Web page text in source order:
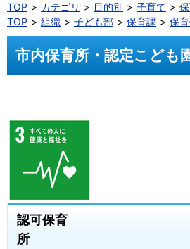
TOP
カテゴリ 目的別 子育て
TOP
組織 子ども部 保育課 保
市内保育所・認定こども
認可保育